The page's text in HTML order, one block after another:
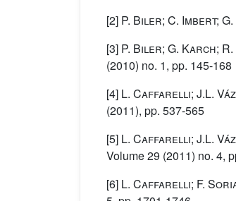
[2] P. Biler; C. Imbert;
[3] P. Biler; G. Karch;
(2010) no. 1, pp. 145-168
[4] L. Caffarelli; J.L.
(2011), pp. 537-565
[5] L. Caffarelli; J.L.
Volume 29 (2011) no. 4,
[6] L. Caffarelli; F.